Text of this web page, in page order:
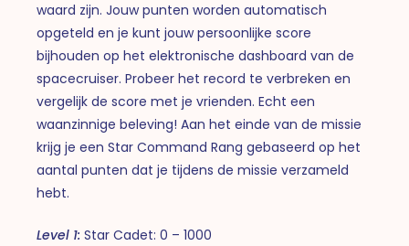
waard zijn. Jouw punten worden automatisch
opgeteld en je kunt jouw persoonlijke score
bijhouden op het elektronische dashboard van de
spacecruiser. Probeer het record te verbreken en
vergelijk de score met je vrienden. Echt een
waanzinnige beleving! Aan het einde van de missie
krijg je een Star Command Rang gebaseerd op het
aantal punten dat je tijdens de missie verzameld
hebt.
Level 1: Star Cadet: 0 – 1000